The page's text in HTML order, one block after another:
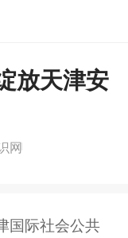
放天津安
网
国际社会公共